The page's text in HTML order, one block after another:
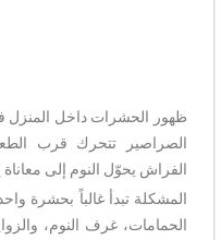
ظهور الحشرات داخل المنزل
الصراصير تتحرك قرب
الفراش يحوّل النوم إلى معاناة
المشكلة تبدأ غالباً بحشرة
الحمامات، غرف النوم،